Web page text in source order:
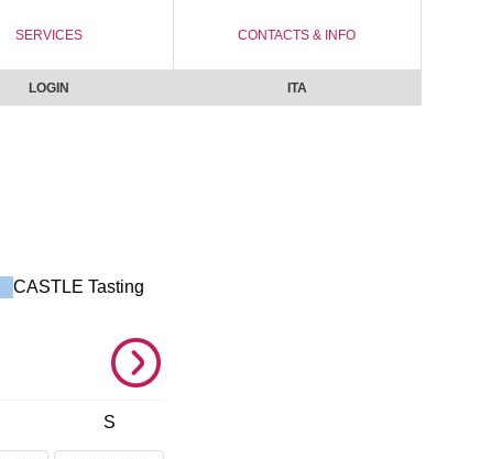
SERVICES CONTACTS & INFO
LOGIN ITA
CASTLE Tasting
S